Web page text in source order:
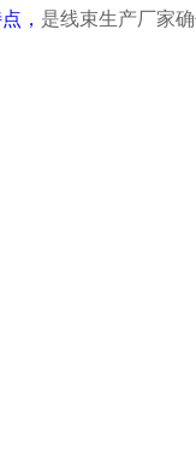
， 是线束生产厂家